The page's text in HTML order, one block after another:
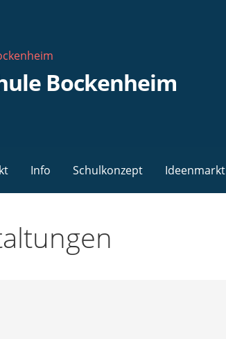
Bockenheim
Info Schulkonzept Ideenmarkt